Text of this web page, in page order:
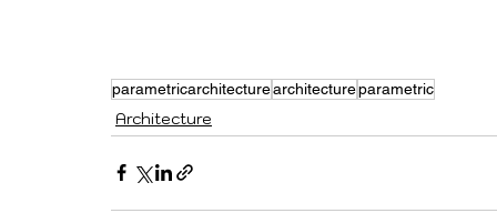
parametricarchitecturearchitectureparametric
Architecture